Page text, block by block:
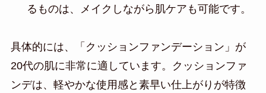
るものは、メイクしながら肌ケアも可能です。
具体的には、「クッションファンデーション」が
20代の肌に非常に適しています。クッションファ
ンデは、軽やかな使用感と素早い仕上がりが特徴